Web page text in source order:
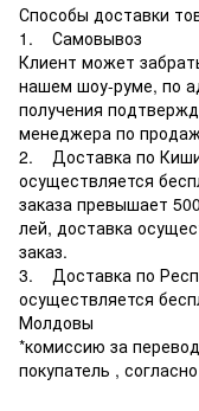
Способы доставки
1. Самовывоз
Клиент может
нашем шоу-руме, по
получения
менеджера по
2. Доставка по
осуществляется
заказа превышает
лей, доставка
заказ.
3. Доставка по
осуществляется
Молдовы
*комиссию за
покупатель ,